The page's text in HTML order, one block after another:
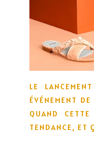
LE
ÉVÉNEMENT
QUAND
TENDANCE, ET